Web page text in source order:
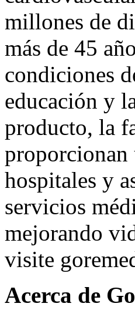
millones de
más de 45
condiciones
educación y
producto, la
proporcionan
hospitales y
servicios
mejorando
visite
Acerca de